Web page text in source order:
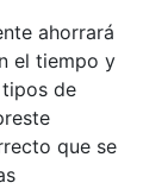
ahorrará
el tiempo y
de
que se